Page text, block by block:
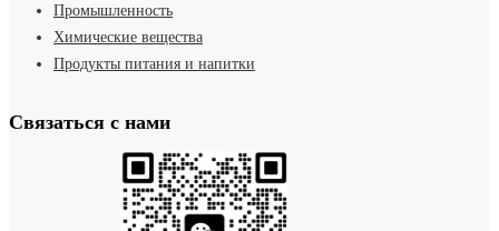
Промышленность
Химические вещества
Продукты питания и напитки
Связаться с нами